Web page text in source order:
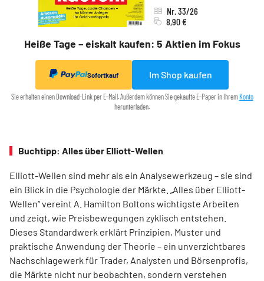
Heiße Tage – eiskalt kaufen: 5 Aktien im Fokus
Nr. 33/26
8,90 €
Sofortkauf Im Shop kaufen
Sie erhalten einen Download-Link per E-Mail. Außerdem können Sie gekaufte E-Paper in Ihrem Konto
herunterladen.
Buchtipp: Alles über Elliott-Wellen
Elliott-Wellen sind mehr als ein Analysewerkzeug – sie sind
ein Blick in die Psychologie der Märkte. „Alles über Elliott-
Wellen“ vereint A. Hamilton Boltons wichtigste Arbeiten
und zeigt, wie Preisbewegungen zyklisch entstehen.
Dieses Standardwerk erklärt Prinzipien, Muster und
praktische Anwendung der Theorie – ein unverzichtbares
Nachschlagewerk für Trader, Analysten und Börsenprofis,
die Märkte nicht nur beobachten, sondern verstehen